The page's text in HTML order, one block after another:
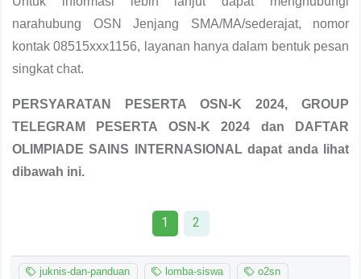
narahubung OSN Jenjang SMA/MA/sederajat, nomor
kontak 08515xxx1156, layanan hanya dalam bentuk pesan
singkat chat.
PERSYARATAN PESERTA OSN-K 2024, GROUP
TELEGRAM PESERTA OSN-K 2024 dan DAFTAR
OLIMPIADE SAINS INTERNASIONAL dapat anda lihat
dibawah ini.
1 2
juknis-dan-panduan lomba-siswa o2sn